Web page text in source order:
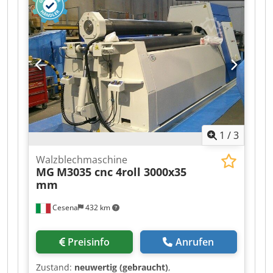
konventionell MASCHINEN DETAILS
Credpfxozapqwe Aahjf Nennstrom: 63 A
Spannung: 380 V
1 /3
Cesena 432 km
Walzblechmaschine
MG M3035 cnc 4roll 3000x35
mm
Preisinfo Anrufen
Zustand: neuwertig (gebraucht),